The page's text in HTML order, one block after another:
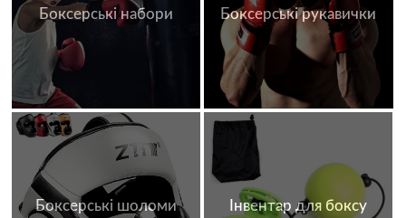
Боксерські набори Боксерські рукавички
Боксерські шоломи Інвентар для боксу